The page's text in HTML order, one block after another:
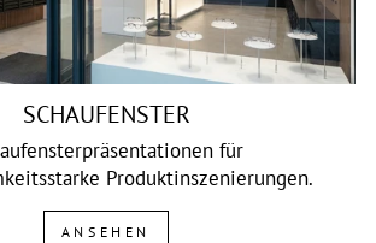
SCHAUFENSTER
für
Produktinszenierungen.
ANSEHEN